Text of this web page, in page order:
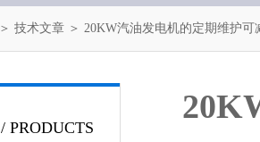
＞ 技术文章 ＞ 20KW汽油发电机的定期维护
/ PRODUCTS